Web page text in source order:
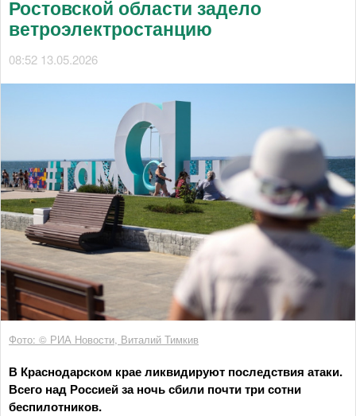
Ростовской области задело
ветроэлектростанцию
08:52 13.05.2026
Фото: © РИА Новости, Виталий Тимкив
В Краснодарском крае ликвидируют последствия атаки.
Всего над Россией за ночь сбили почти три сотни
беспилотников.